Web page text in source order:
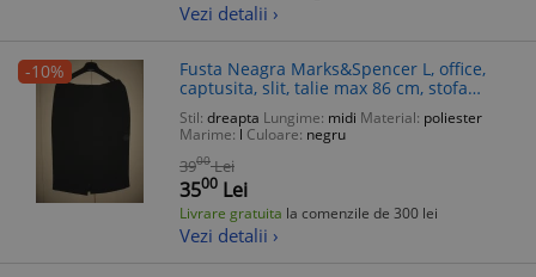
Vezi detalii ›
-10%
Fusta Neagra Marks&Spencer L, office,
captusita, slit, talie max 86 cm, stofa
polyester, viscoza, elastan
Stil: dreapta Lungime: midi Material: poliester
Marime: l Culoare: negru
3900 Lei
3500 Lei
Livrare gratuita la comenzile de 300 lei
Vezi detalii ›